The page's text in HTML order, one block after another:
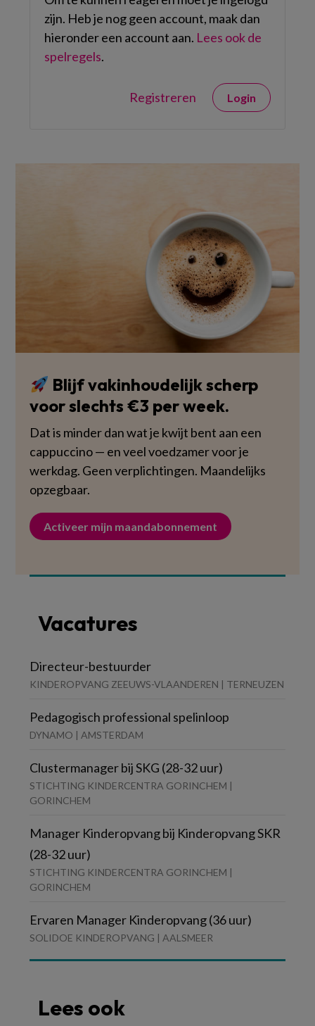
zijn. Heb je nog geen account, maak dan
hieronder een account aan. Lees ook de
spelregels.
Registreren Login
Blijf vakinhoudelijk scherp
voor slechts €3 per week.
Dat is minder dan wat je kwijt bent aan een
cappuccino — en veel voedzamer voor je
werkdag. Geen verplichtingen. Maandelijks
opzegbaar.
Activeer mijn maandabonnement
Vacatures
Directeur-bestuurder
KINDEROPVANG ZEEUWS-VLAANDEREN | TERNEUZEN
Pedagogisch professional spelinloop
DYNAMO | AMSTERDAM
Clustermanager bij SKG (28-32 uur)
STICHTING KINDERCENTRA GORINCHEM |
GORINCHEM
Manager Kinderopvang bij Kinderopvang SKR
(28-32 uur)
STICHTING KINDERCENTRA GORINCHEM |
GORINCHEM
Ervaren Manager Kinderopvang (36 uur)
SOLIDOE KINDEROPVANG | AALSMEER
Lees ook